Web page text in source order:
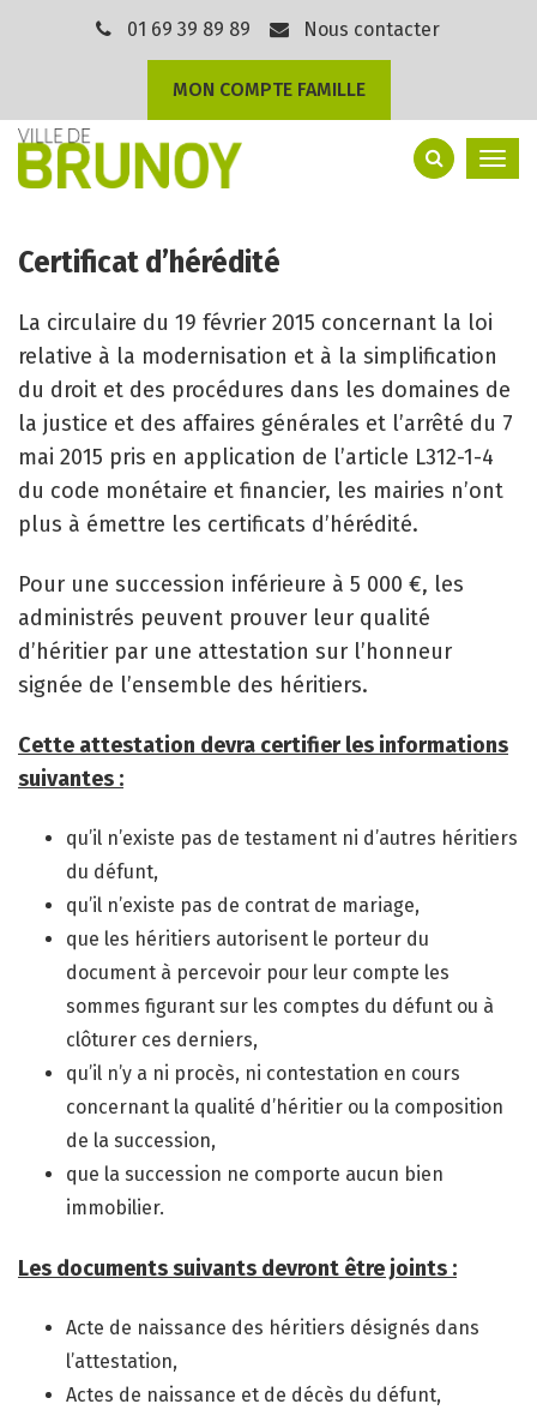
01 69 39 89 89 Nous contacter
MON COMPTE FAMILLE
Certificat d’hérédité
La circulaire du 19 février 2015 concernant la loi
relative à la modernisation et à la simplification
du droit et des procédures dans les domaines de
la justice et des affaires générales et l’arrêté du 7
mai 2015 pris en application de l’article L312-1-4
du code monétaire et financier, les mairies n’ont
plus à émettre les certificats d’hérédité.
Pour une succession inférieure à 5 000 €, les
administrés peuvent prouver leur qualité
d’héritier par une attestation sur l’honneur
signée de l’ensemble des héritiers.
Cette attestation devra certifier les informations
suivantes :
qu’il n’existe pas de testament ni d’autres héritiers
du défunt,
qu’il n’existe pas de contrat de mariage,
que les héritiers autorisent le porteur du
document à percevoir pour leur compte les
sommes figurant sur les comptes du défunt ou à
clôturer ces derniers,
qu’il n’y a ni procès, ni contestation en cours
concernant la qualité d’héritier ou la composition
de la succession,
que la succession ne comporte aucun bien
immobilier.
Les documents suivants devront être joints :
Acte de naissance des héritiers désignés dans
l’attestation,
Actes de naissance et de décès du défunt,